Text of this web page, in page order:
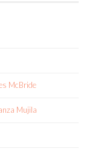
McBride
Mujila